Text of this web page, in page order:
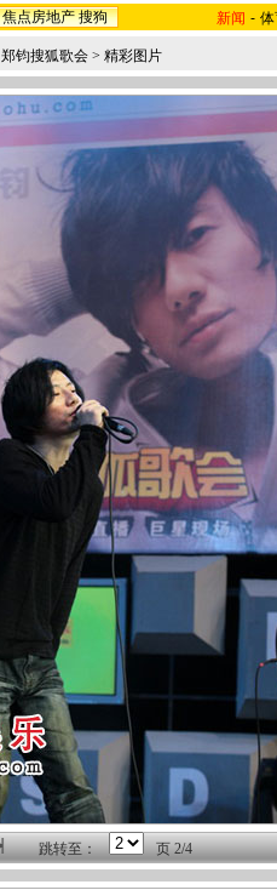
焦点房地产 搜狗 新闻 -
郑钧搜狐歌会 > 精彩图片
跳转至： 页2/4